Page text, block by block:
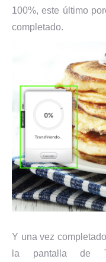
100%, este último
completado.
Y una vez
la pantalla de